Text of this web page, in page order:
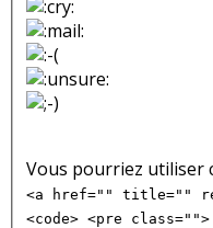
Vous pourriez utiliser
<a href="" title=""
<code> <pre